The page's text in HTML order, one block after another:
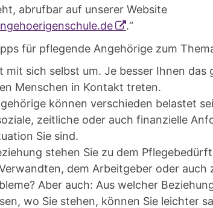
abrufbar auf unserer Website
.“
für pflegende Angehörige zum
mit sich selbst um. Je besser Ihnen
Menschen in Kontakt treten.
können verschieden belastet
zeitliche oder auch finanzielle
Sie sind.
stehen Sie zu dem
dem Arbeitgeber oder auch
Aber auch: Aus welcher
wo Sie stehen, können Sie leichter